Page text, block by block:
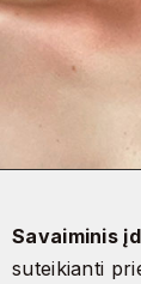
Savaiminis
suteikianti